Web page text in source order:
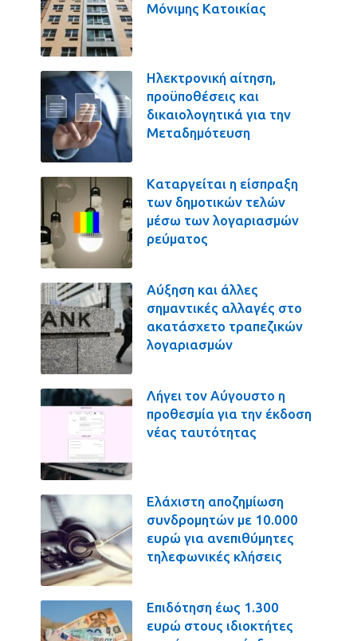
Μόνιμης Κατοικίας
Ηλεκτρονική αίτηση,
προϋποθέσεις και
δικαιολογητικά για την
Μεταδημότευση
Καταργείται η είσπραξη
των δημοτικών τελών
μέσω των λογαριασμών
ρεύματος
Αύξηση και άλλες
σημαντικές αλλαγές στο
ακατάσχετο τραπεζικών
λογαριασμών
Λήγει τον Αύγουστο η
προθεσμία για την έκδοση
νέας ταυτότητας
Ελάχιστη αποζημίωση
συνδρομητών με 10.000
ευρώ για ανεπιθύμητες
τηλεφωνικές κλήσεις
Επιδότηση έως 1.300
ευρώ στους ιδιοκτήτες